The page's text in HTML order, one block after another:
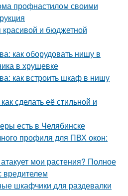
профнастилом своими
и бюджетной
как оборудовать нишу в
в хрущевке
как встроить шкаф в нишу
сделать её стильной и
есть в Челябинске
профиля для ПВХ окон:
мои растения? Полное
вредителем
шкафчики для раздевалки